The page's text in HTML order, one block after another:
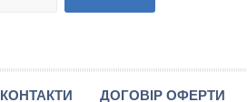
КОНТАКТИ ДОГОВІР ОФЕРТИ